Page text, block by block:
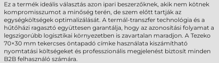
Ez a termék ideális választás azon ipari beszerzőknek, akik nem kötnek
kompromisszumot a minőség terén, de szem előtt tartják az
egységköltségek optimalizálását. A termál-transzfer technológia és a
hűtőházi ragasztó együttesen garantálja, hogy az azonosítási folyamat a
legszigorúbb logisztikai környezetben is zavartalan maradjon. A Tezeko
70×30 mm tekercses öntapadó címke használata kiszámítható
nyomtatási költségeket és professzionális megjelenést biztosít minden
B2B felhasználó számára.